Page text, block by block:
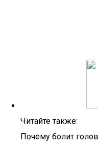
Читайте также:
Почему болит